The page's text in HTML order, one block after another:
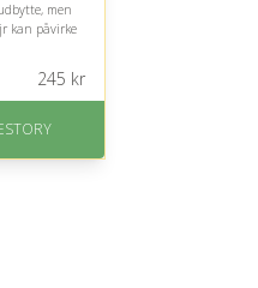
men
kan påvirke
digitalt
245 kr